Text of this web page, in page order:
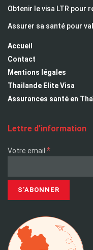
Obtenir le visa LTR pour
Assurer sa santé pour
Accueil
Contact
Mentions légales
Thailande Elite Visa
Assurances santé en
Lettre d’information
Votre email *